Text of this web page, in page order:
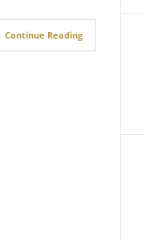
Continue Reading